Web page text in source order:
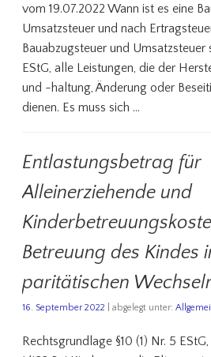
vom 19.07.2022 Wann ist es eine
Umsatzsteuer und nach
Bauabzugsteuer und Umsatzsteuer
EStG, alle Leistungen, die der
und -haltung, Änderung oder
dienen. Es muss sich …
Entlastungsbetrag für
Alleinerziehende und
Betreuung des Kindes
paritätischen
16. September 2022 | abgelegt unter:
Rechtsgrundlage §10 (1) Nr. 5 EStG,